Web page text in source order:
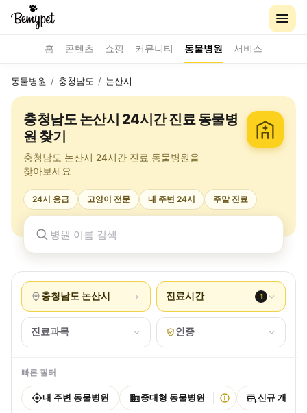
홈 콘텐츠 쇼핑 커뮤니티 동물병원 서비스
동물병원 / 충청남도 / 논산시
충청남도 논산시 24시간 진료 동물병
원 찾기
충청남도 논산시 24시간 진료 동물병원을
찾아보세요
24시 응급 고양이 전문 내 주변 24시 주말 진료
충청남도 논산시 진료시간 1
진료과목 인증
빠른 필터
내 주변 동물병원 중대형 동물병원 신규 개원